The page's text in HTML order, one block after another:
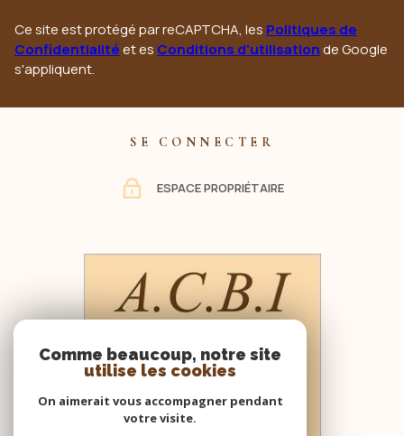
Ce site est protégé par reCAPTCHA, les Politiques de
Confidentialitéet es Conditions d'utilisationde Google
s'appliquent.
SE CONNECTER
ESPACE PROPRIÉTAIRE
Comme beaucoup, notre site
utilise les cookies
On aimerait vous accompagner pendant
votre visite.